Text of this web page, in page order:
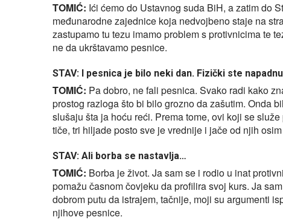
TOMIĆ: Ići ćemo do Ustavnog suda BiH, a zatim do
međunarodne zajednice koja nedvojbeno staje na
zastupamo tu tezu imamo problem s protivnicima te
ne da ukrštavamo pesnice.
STAV: I pesnica je bilo neki dan. Fizički ste
TOMIĆ: Pa dobro, ne fali pesnica. Svako radi kako
prostog razloga što bi bilo grozno da zašutim. Onda
slušaju šta ja hoću reći. Prema tome, ovi koji se
tiče, tri hiljade posto sve je vrednije i jače od njih
STAV: Ali borba se nastavlja…
TOMIĆ: Borba je život. Ja sam se i rodio u inat
pomažu časnom čovjeku da profilira svoj kurs. Ja
dobrom putu da istrajem, tačnije, moji su argumenti
njihove pesnice.